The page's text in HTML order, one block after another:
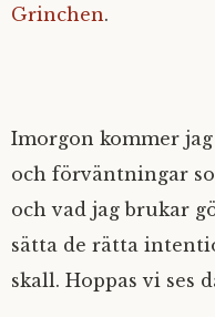
Grinchen.
Imorgon kommer
och förväntningar
och vad jag brukar
sätta de rätta
skall. Hoppas vi ses